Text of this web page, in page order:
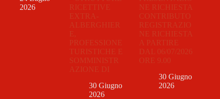
2026
RICETTIVE
EXTRA-
ALBERGHIER
E,
PROFESSIONE
TURISTICHE E
SOMMINISTR
AZIONE DI
30 Giugno
2026
NE RICHIESTA
CONTRIBUTO
REGISTRAZIO
NE RICHIESTA
A PARTIRE
DAL 06/07/2026
ORE 9.00
30 Giugno
2026